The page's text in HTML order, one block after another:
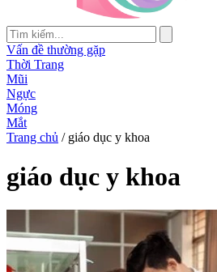
Vấn đề thường gặp
Thời Trang
Mũi
Ngực
Móng
Mắt
Trang chủ / giáo dục y khoa
giáo dục y khoa